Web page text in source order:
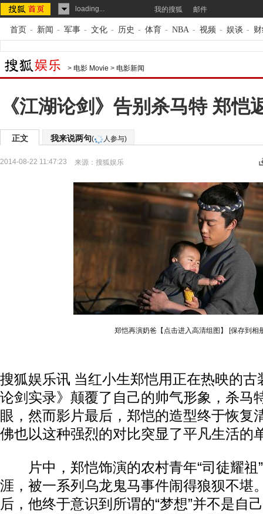
loading... 我的搜狐 邮件
首页 - 新闻 - 军事 - 文化 - 历史 - 体育 - NBA - 视频 - 娱谈 -
> 电影 Movie > 电影新闻
《江湖论剑》告别杀马特 郑恺
正文 我来说两句( 人参与)
2014-08-22 11:47:23 来源： 搜狐娱乐
郑恺再演奶爸【点击进入高清组图】 [保存到相
搜狐娱乐讯 当红小生郑恺用正在热映的古
论剑实录》颠覆了自己的帅气形象，杀马
眼，然而影片最后，郑恺的造型终于恢复
佛也以这种强烈的对比突显了平凡生活的
片中，郑恺饰演的农村青年“司徒耀祖
涯，被一系列乌龙鬼马事件闹得狼狈不堪
后，他终于意识到所谓的“梦想”并不是自